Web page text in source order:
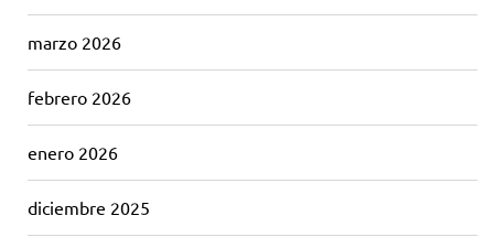
marzo 2026
febrero 2026
enero 2026
diciembre 2025